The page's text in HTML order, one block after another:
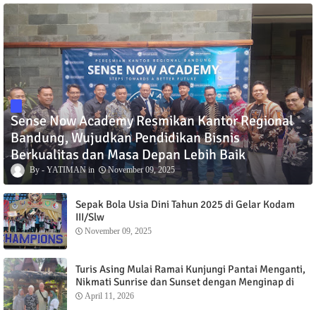
Sense Now Academy Resmikan Kantor Regional
Bandung, Wujudkan Pendidikan Bisnis
Berkualitas dan Masa Depan Lebih Baik
YATIMAN November 09, 2025
Sepak Bola Usia Dini Tahun 2025 di Gelar Kodam
III/Slw
November 09, 2025
Turis Asing Mulai Ramai Kunjungi Pantai Menganti,
Nikmati Sunrise dan Sunset dengan Menginap di
Menganti Cottage
April 11, 2026